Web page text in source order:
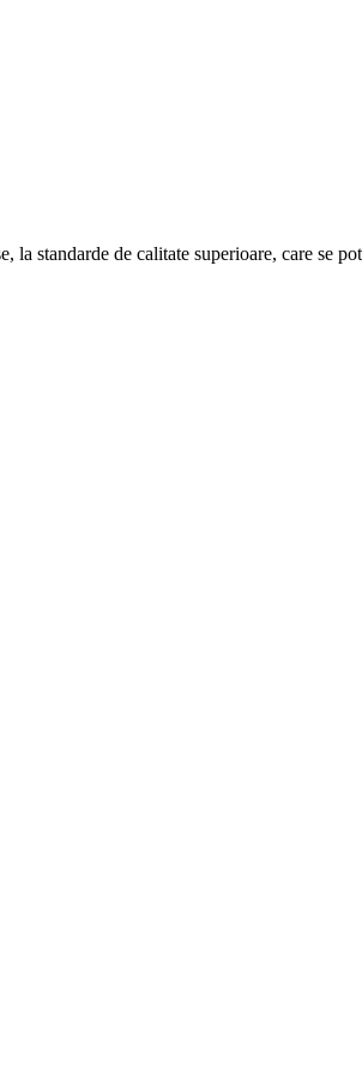
standarde de calitate superioare, care se